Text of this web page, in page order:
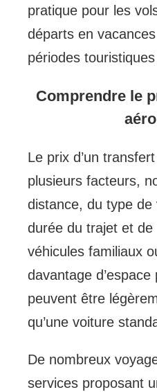
pratique pour les
départs en
périodes
Comprendre le
Le prix d’un
plusieurs facteurs,
distance, du type de
durée du trajet et de
véhicules familiaux
davantage
peuvent être
qu’une voiture
De nombreux
services proposant